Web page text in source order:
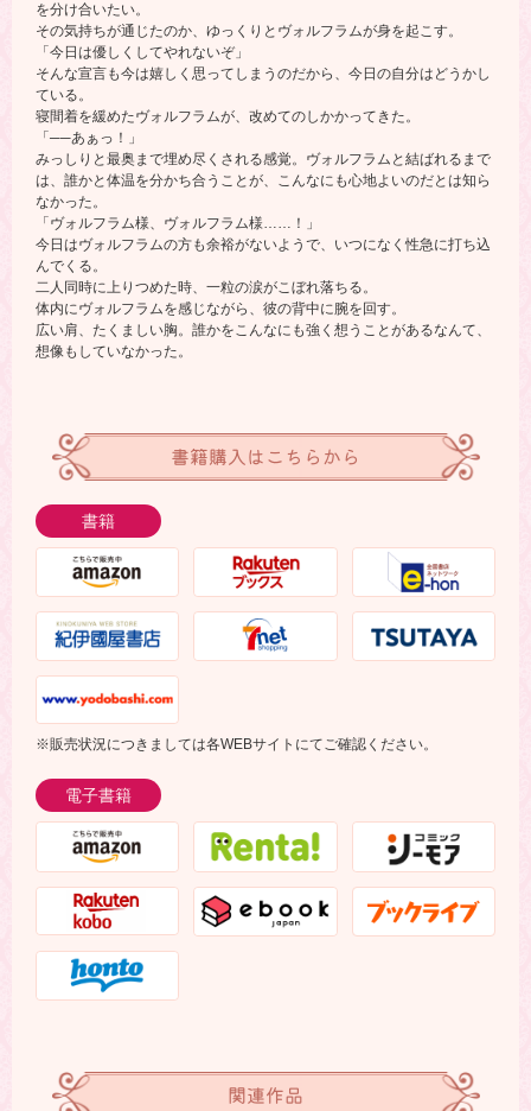
を分け合いたい。
その気持ちが通じたのか、ゆっくりとヴォルフラムが身を起こす。
「今日は優しくしてやれないぞ」
そんな宣言も今は嬉しく思ってしまうのだから、今日の自分はどうかし
ている。
寝間着を緩めたヴォルフラムが、改めてのしかかってきた。
「──あぁっ！」
みっしりと最奥まで埋め尽くされる感覚。ヴォルフラムと結ばれるまで
は、誰かと体温を分かち合うことが、こんなにも心地よいのだとは知ら
なかった。
「ヴォルフラム様、ヴォルフラム様……！」
今日はヴォルフラムの方も余裕がないようで、いつになく性急に打ち込
んでくる。
二人同時に上りつめた時、一粒の涙がこぼれ落ちる。
体内にヴォルフラムを感じながら、彼の背中に腕を回す。
広い肩、たくましい胸。誰かをこんなにも強く想うことがあるなんて、
想像もしていなかった。
書籍購入はこちらから
書籍
※販売状況につきましては各WEBサイトにてご確認ください。
電子書籍
関連作品